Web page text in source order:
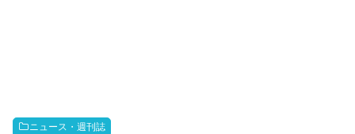
ニュース・週刊誌